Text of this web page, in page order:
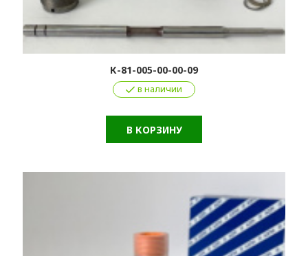
К-81-005-00-00-09
в наличии
В КОРЗИНУ